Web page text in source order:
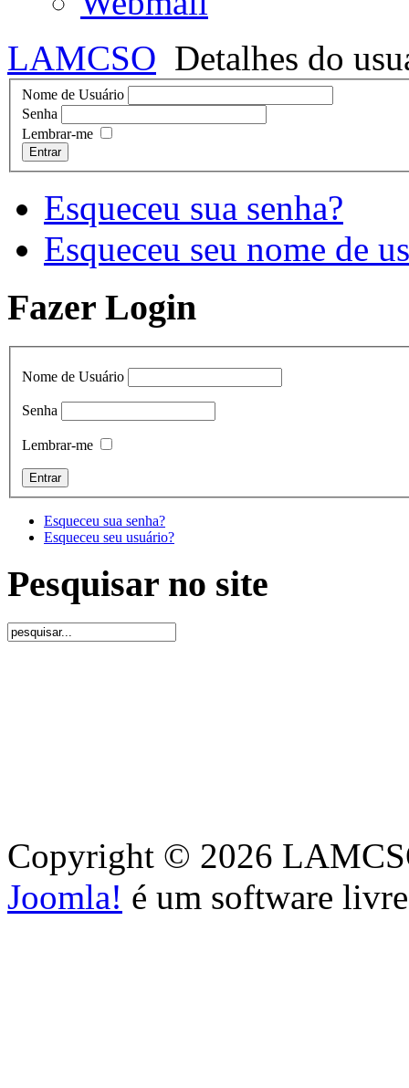
LAMCSO Detalhes do
Nome de Usuário
Senha
Lembrar-me
Entrar
Esqueceu sua senha?
Esqueceu seu nome de
Fazer Login
Nome de Usuário
Senha
Lembrar-me
Esqueceu sua senha?
Esqueceu seu usuário?
Pesquisar no site
Copyright © 2026
Joomla! é um software